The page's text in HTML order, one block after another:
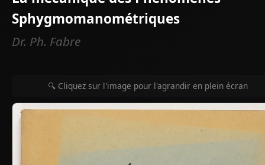
Sphygmomanométriques
Dr. Ph. Fabre
🔍 Cliquez sur l'image pour l'agrandir en plein écran